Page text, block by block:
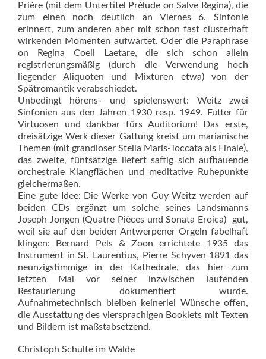
Prière (mit dem Untertitel Prélude on Salve Regina), die
zum einen noch deutlich an Viernes 6. Sinfonie
erinnert, zum anderen aber mit schon fast clusterhaft
wirkenden Momenten aufwartet. Oder die Paraphrase
on Regina Coeli Laetare, die sich schon allein
registrierungsmäßig (durch die Verwendung hoch
liegender Aliquoten und Mixturen etwa) von der
Spätromantik verabschiedet.
Unbedingt hörens- und spielenswert: Weitz zwei
Sinfonien aus den Jahren 1930 resp. 1949. Futter für
Virtuosen und dankbar fürs Auditorium! Das erste,
dreisätzige Werk dieser Gattung kreist um marianische
Themen (mit grandioser Stella Maris-Toccata als Finale),
das zweite, fünfsätzige liefert saftig sich aufbauende
orchestrale Klangflächen und meditative Ruhepunkte
gleichermaßen.
Eine gute Idee: Die Werke von Guy Weitz werden auf
beiden CDs ergänzt um solche seines Landsmanns
Joseph Jongen (Quatre Pièces und Sonata Eroica)  gut,
weil sie auf den beiden Antwerpener Orgeln fabelhaft
klingen: Bernard Pels & Zoon errichtete 1935 das
Instrument in St. Laurentius, Pierre Schyven 1891 das
neunzigstimmige in der Kathedrale, das hier zum
letzten Mal vor seiner inzwischen laufenden
Restaurierung dokumentiert wurde.
Aufnahmetechnisch bleiben keinerlei Wünsche offen,
die Ausstattung des viersprachigen Booklets mit Texten
und Bildern ist maßstabsetzend.
Christoph Schulte im Walde